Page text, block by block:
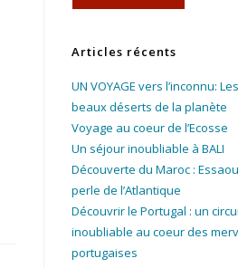
Articles récents
UN VOYAGE vers l’inconnu:
beaux déserts de la planète
Voyage au coeur de l’Ecosse
Un séjour inoubliable à BALI
Découverte du Maroc :
perle de l’Atlantique
Découvrir le Portugal : un
inoubliable au coeur des
portugaises